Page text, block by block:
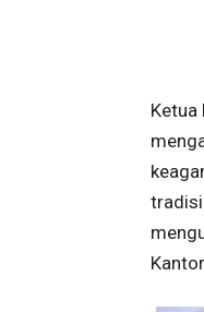
Ketua
tradisi